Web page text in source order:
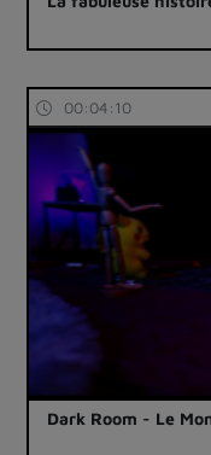
00:04:10
Dark Room - Le